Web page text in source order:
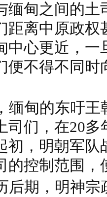
缅甸之间的土
距离中原政
中心更近，一
便不得不同时
甸的东吁王
司们，在20
初，明朝军队
的控制范围，
期，明神宗